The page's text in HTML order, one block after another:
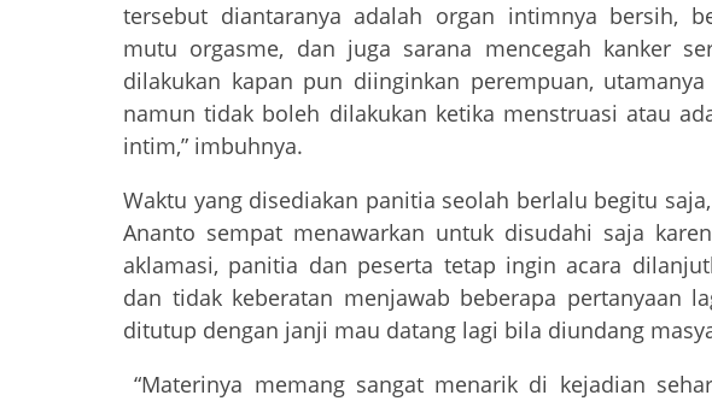
tersebut diantaranya adalah organ intimnya bersih,
mutu orgasme, dan juga sarana mencegah kanker
dilakukan kapan pun diinginkan perempuan,
namun tidak boleh dilakukan ketika menstruasi atau
intim,” imbuhnya.
Waktu yang disediakan panitia seolah berlalu begitu
Ananto sempat menawarkan untuk disudahi saja
aklamasi, panitia dan peserta tetap ingin acara
dan tidak keberatan menjawab beberapa pertanyaan
ditutup dengan janji mau datang lagi bila diundang
“Materinya memang sangat menarik di kejadian